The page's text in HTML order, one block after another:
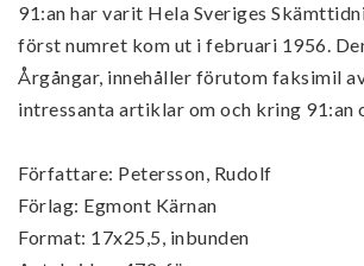
91:an har varit Hela Sveriges
först numret kom ut i februari 1956.
Årgångar, innehåller förutom faksimil
intressanta artiklar om och kring 91:an
Författare: Petersson, Rudolf
Förlag: Egmont Kärnan
Format: 17x25,5, inbunden